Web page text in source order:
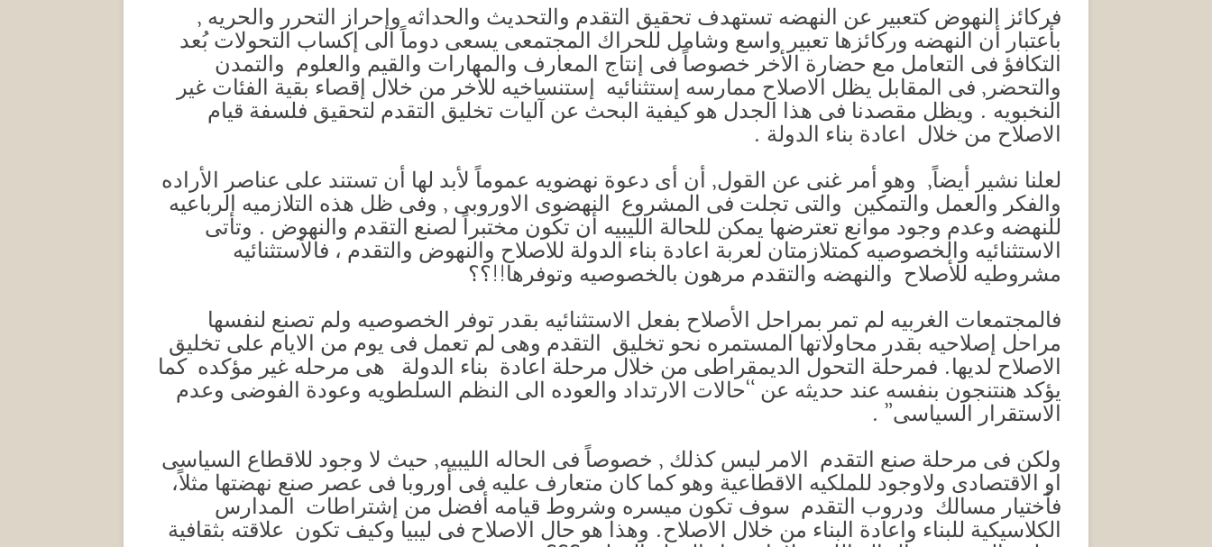
فركائز النهوض كتعبير عن النهضه تستهدف تحقيق التقدم والتحديث والحداثه وإحراز التحرر والحريه ,
بأعتبار أن النهضه وركائزها تعبير واسع وشامل للحراك المجتمعى يسعى دوماً الى إكساب التحولات بُعد
التكافؤ فى التعامل مع حضارة الأخر خصوصاً فى إنتاج المعارف والمهارات والقيم والعلوم والتمدن
والتحضر, فى المقابل يظل الاصلاح ممارسه إستثنائيه إستنساخيه للأخر من خلال إقصاء بقية الفئات غير
النخبويه . ويظل مقصدنا فى هذا الجدل هو كيفية البحث عن آليات تخليق التقدم لتحقيق فلسفة قيام
الاصلاح من خلال اعادة بناء الدولة .
لعلنا نشير أيضاً, وهو أمر غنى عن القول, أن أى دعوة نهضويه عموماً لأبد لها أن تستند على عناصر الأراده
والفكر والعمل والتمكين والتى تجلت فى المشروع النهضوى الاوروبى , وفى ظل هذه التلازميه الرباعيه
للنهضه وعدم وجود موانع تعترضها يمكن للحالة الليبيه أن تكون مختبراً لصنع التقدم والنهوض . وتأتى
الاستثنائيه والخصوصيه كمتلازمتان لعربة اعادة بناء الدولة للاصلاح والنهوض والتقدم ، فالأستثنائيه
مشروطيه للأصلاح والنهضه والتقدم مرهون بالخصوصيه وتوفرها!!؟؟
فالمجتمعات الغربيه لم تمر بمراحل الأصلاح بفعل الاستثنائيه بقدر توفر الخصوصيه ولم تصنع لنفسها
مراحل إصلاحيه بقدر محاولاتها المستمره نحو تخليق التقدم وهى لم تعمل فى يوم من الايام على تخليق
الاصلاح لديها. فمرحلة التحول الديمقراطى من خلال مرحلة اعادة بناء الدولة هى مرحله غير مؤكده كما
يؤكد هنتنجون بنفسه عند حديثه عن “حالات الارتداد والعوده الى النظم السلطويه وعودة الفوضى وعدم
الاستقرار السياسى” .
ولكن فى مرحلة صنع التقدم الامر ليس كذلك , خصوصاً فى الحاله الليبيه, حيث لا وجود للاقطاع السياسى
او الاقتصادى ولاوجود للملكيه الاقطاعية وهو كما كان متعارف عليه فى أوروبا فى عصر صنع نهضتها مثلاً،
فأختيار مسالك ودروب التقدم سوف تكون ميسره وشروط قيامه أفضل من إشتراطات المدارس
الكلاسيكية للبناء واعادة البناء من خلال الاصلاح. وهذا هو حال الاصلاح فى ليبيا وكيف تكون علاقته بثقافية